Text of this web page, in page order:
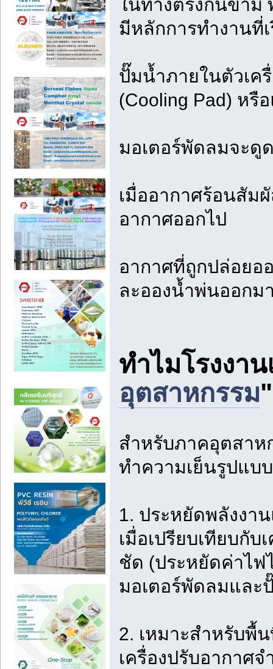
ในทางตรงกันข้าม
มีหลักการทำงานที่
ปั๊มน้ำภายในตัวเค
(Cooling Pad) หรื
มอเตอร์พัดลมจะดู
เมื่ออากาศร้อนสัม
อากาศออกไป
อากาศที่ถูกปล่อยอ
ละอองน้ำพ่นออกม
ทำไมโรงงา
อุตสาหกรรม"
สำหรับภาคอุตสาห
ทำความเย็นรูปแบ
1. ประหยัดพลังงา
เมื่อเปรียบเทียบกั
ชัด (ประหยัดค่าไฟ
มอเตอร์พัดลมและ
2. เหมาะสำหรับพื้
เครื่องปรับอากาศ